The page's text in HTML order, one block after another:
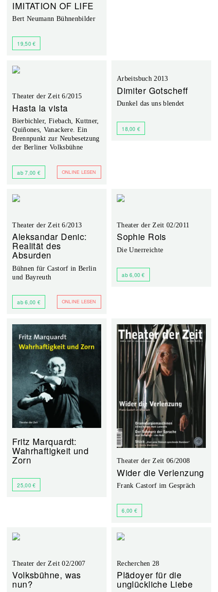
IMITATION OF LIFE
Bert Neumann Bühnenbilder
19,50 €
Theater der Zeit 6/2015
Hasta la vista
Bierbichler, Fiebach, Kuttner,
Quiñones, Vanackere. Ein
Brennpunkt zur Neubesetzung
der Berliner Volksbühne
ab 7,00 € ONLINE LESEN
Arbeitsbuch 2013
Dimiter Gotscheff
Dunkel das uns blendet
18,00 €
Theater der Zeit 6/2013
Aleksandar Denic:
Realität des
Absurden
Bühnen für Castorf in Berlin
und Bayreuth
ab 6,00 € ONLINE LESEN
Theater der Zeit 02/2011
Sophie Rois
Die Unerreichte
ab 6,00 €
Fritz Marquardt:
Wahrhaftigkeit und
Zorn
25,00 €
Theater der Zeit 06/2008
Wider die Verlenzung
Frank Castorf im Gespräch
6,00 €
Theater der Zeit 02/2007
Volksbühne, was
nun?
Recherchen 28
Plädoyer für die
unglückliche Liebe